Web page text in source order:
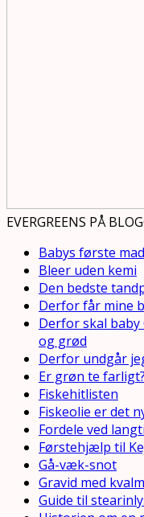
EVERGREENS PÅ
Babys første
Bleer uden kemi
Den bedste
Derfor får mine
Derfor skal baby
og grød
Derfor undgår
Er grøn te farligt?
Fiskehitlisten
Fiskeolie er det
Fordele ved
Førstehjælp til
Gå-væk-snot
Gravid med
Guide til